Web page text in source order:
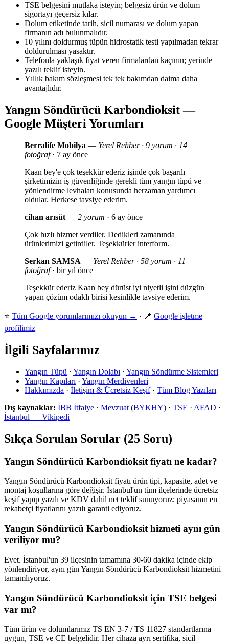
TSE belgesini mutlaka isteyin; belgesiz ürün ve dolum
sigortayı geçersiz kılar.
Dolum etiketinde tarih, sicil numarası ve dolum yapan
firmanın adı bulunmalıdır.
10 yılını doldurmuş tüpün hidrostatik testi yapılmadan tekrar
doldurulması yasaktır.
Telefonla yaklaşık fiyat veren firmalardan kaçının; yerinde
yazılı teklif isteyin.
Yıllık bakım sözleşmesi tek tek bakımdan daima daha
avantajlıdır.
Yangın Söndürücü Karbondioksit —
Google Müşteri Yorumları
Berralife Mobilya — Yerel Rehber · 9 yorum · 14
fotoğraf· 7 ay önce
Kaan bey'e çok teşekkür ederiz işinde çok başarılı
şirketimizin iş güvenliğinde gerekli tüm yangın tüpü ve
yönlendirme levhaları konusunda herzaman yardımcı
oldular. Herkese tavsiye ederim.
cihan arısüt — 2 yorum · 6 ay önce
Çok hızlı hizmet verdiler. Dedikleri zamanında
ürünlerimizi getirdiler. Teşekkürler interform.
Serkan SAMSA — Yerel Rehber · 58 yorum · 11
fotoğraf· bir yıl önce
Teşekkür ederiz Kaan bey dürüst iyi niyetli işini düzgün
yapan çözüm odaklı birisi kesinlikle tavsiye ederim.
⭐ Tüm Google yorumlarımızı okuyun → · 📍 Google işletme
profilimiz
İlgili Sayfalarımız
Yangın Tüpü · Yangın Dolabı · Yangın Söndürme Sistemleri
Yangın Kapıları · Yangın Merdivenleri
Hakkımızda · İletişim & Ücretsiz Keşif· Tüm Blog Yazıları
Dış kaynaklar: İBB İtfaiye · Mevzuat (BYKHY) · TSE · AFAD ·
İstanbul — Vikipedi
Sıkça Sorulan Sorular (25 Soru)
Yangın Söndürücü Karbondioksit fiyatı ne kadar?
Yangın Söndürücü Karbondioksit fiyatı ürün tipi, kapasite, adet ve
montaj koşullarına göre değişir. İstanbul'un tüm ilçelerinde ücretsiz
keşif yapıp yazılı ve KDV dahil net teklif sunuyoruz; piyasanın en
rekabetçi fiyatlarını yazılı garanti ediyoruz.
Yangın Söndürücü Karbondioksit hizmeti aynı gün
veriliyor mu?
Evet. İstanbul'un 39 ilçesinin tamamına 30-60 dakika içinde ekip
yönlendiriyor, aynı gün Yangın Söndürücü Karbondioksit hizmetini
tamamlıyoruz.
Yangın Söndürücü Karbondioksit için TSE belgesi
var mı?
Tüm ürün ve dolumlarımız TS EN 3-7 / TS 11827 standartlarına
uygun, TSE ve CE belgelidir. Her cihaza ayrı sertifika, sicil